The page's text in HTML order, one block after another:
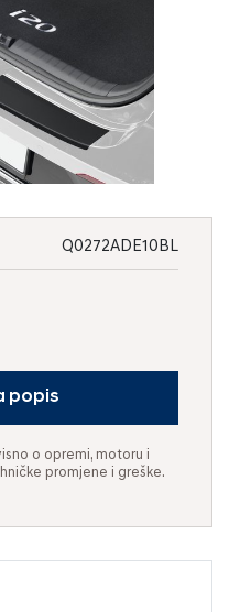
Q0272ADE10BL
popis
o opremi, motoru i
promjene i greške.